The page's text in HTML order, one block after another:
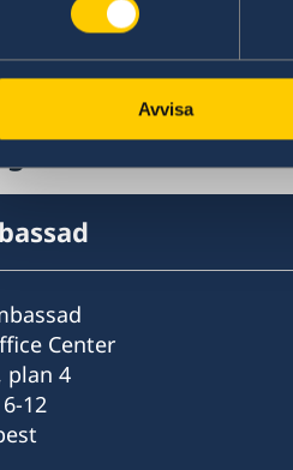
Avvisa
Center
plan 4
12